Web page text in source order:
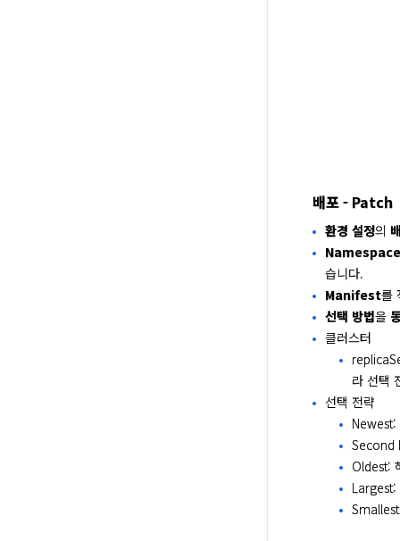
배포 - Patch
환경 설정의
Namespace
습니다.
Manifest를
선택 방법을
클러스터
라 선택
선택 전략
Newest:
Second
Oldest:
Largest: